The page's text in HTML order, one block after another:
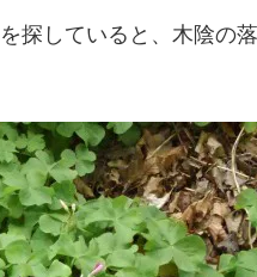
探していると、木陰の